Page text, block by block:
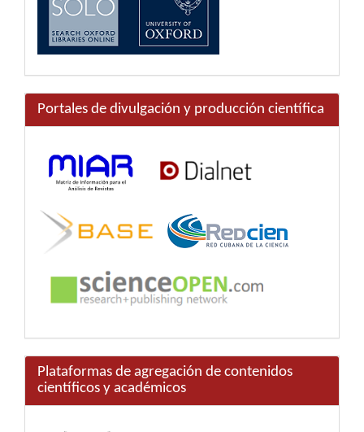
Portales de divulgación y producción científica
Plataformas de agregación de contenidos
científicos y académicos